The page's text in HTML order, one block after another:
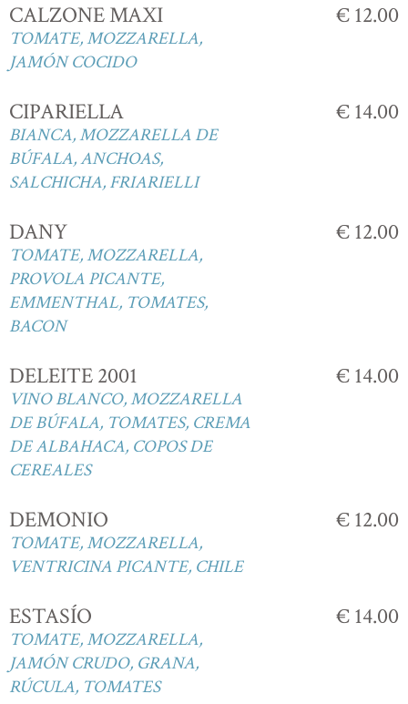
CALZONE MAXI
TOMATE, MOZZARELLA,
JAMÓN COCIDO
€ 12.00
CIPARIELLA
BIANCA, MOZZARELLA DE
BÚFALA, ANCHOAS,
SALCHICHA, FRIARIELLI
€ 14.00
DANY
TOMATE, MOZZARELLA,
PROVOLA PICANTE,
EMMENTHAL, TOMATES,
BACON
€ 12.00
DELEITE 2001
VINO BLANCO, MOZZARELLA
DE BÚFALA, TOMATES, CREMA
DE ALBAHACA, COPOS DE
CEREALES
€ 14.00
DEMONIO
TOMATE, MOZZARELLA,
VENTRICINA PICANTE, CHILE
€ 12.00
ESTASÍO
TOMATE, MOZZARELLA,
JAMÓN CRUDO, GRANA,
RÚCULA, TOMATES
€ 14.00